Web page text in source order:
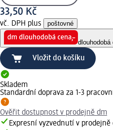
33,50 Kč
vč. DPH plus poštovné
dlouhodobá
Vložit do košíku
Skladem
Standardní doprava za 1-3
Ověřit dostupnost v prodejně dm
Expresní vyzvednutí v